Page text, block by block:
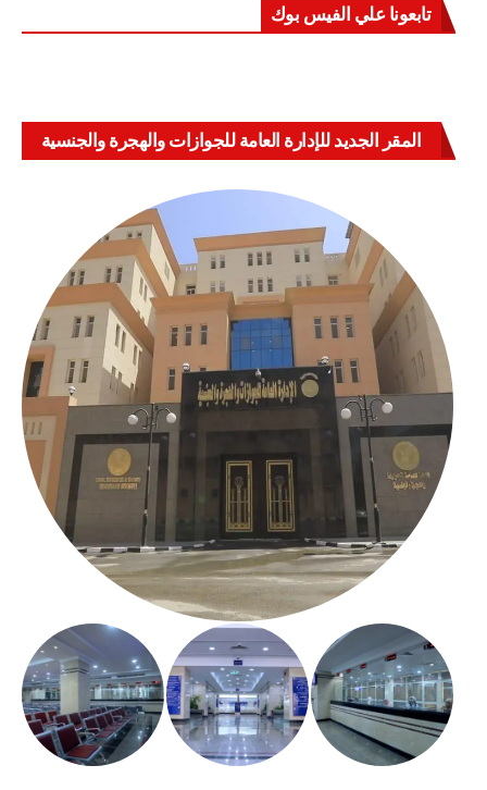
تابعونا علي الفيس بوك
المقر الجديد للإدارة العامة للجوازات والهجرة والجنسية